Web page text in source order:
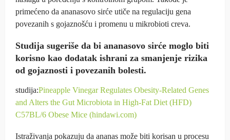
primećeno da ananasovo sirće utiče na regulaciju gena
povezanih s gojaznošću i promenu u mikrobioti creva.
Studija sugeriše da bi ananasovo sirće moglo biti
korisno kao dodatak ishrani za smanjenje rizika
od gojaznosti i povezanih bolesti.
studija:Pineapple Vinegar Regulates Obesity-Related Genes
and Alters the Gut Microbiota in High-Fat Diet (HFD)
C57BL/6 Obese Mice (hindawi.com)
Istraživanja pokazuju da ananas može biti korisan u procesu